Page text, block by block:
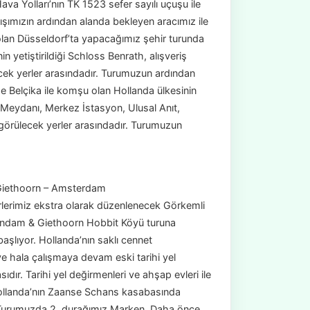
Yolları’nın TK 1523 sefer sayılı uçuşu ile
ardından alanda bekleyen aracımız ile
Düsseldorf’ta yapacağımız şehir turunda
yetiştirildiği Schloss Benrath, alışveriş
yerler arasındadır. Turumuzun ardından
Belçika ile komşu olan Hollanda ülkesinin
Merkez İstasyon, Ulusal Anıt,
yerler arasındadır. Turumuzun
– Amsterdam
ekstra olarak düzenlenecek Görkemli
& Giethoorn Hobbit Köyü turuna
Hollanda’nın saklı cennet
hala çalışmaya devam eski tarihi yel
Tarihi yel değirmenleri ve ahşap evleri ile
Zaanse Schans kasabasında